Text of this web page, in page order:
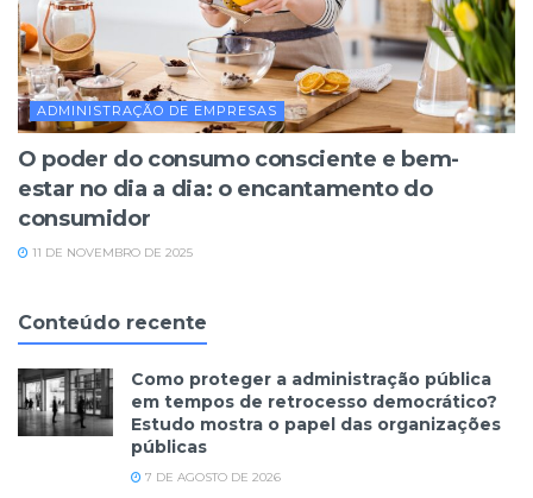
ADMINISTRAÇÃO DE EMPRESAS
O poder do consumo consciente e bem-
estar no dia a dia: o encantamento do
consumidor
11 DE NOVEMBRO DE 2025
Conteúdo recente
Como proteger a administração pública
em tempos de retrocesso democrático?
Estudo mostra o papel das organizações
públicas
7 DE AGOSTO DE 2026